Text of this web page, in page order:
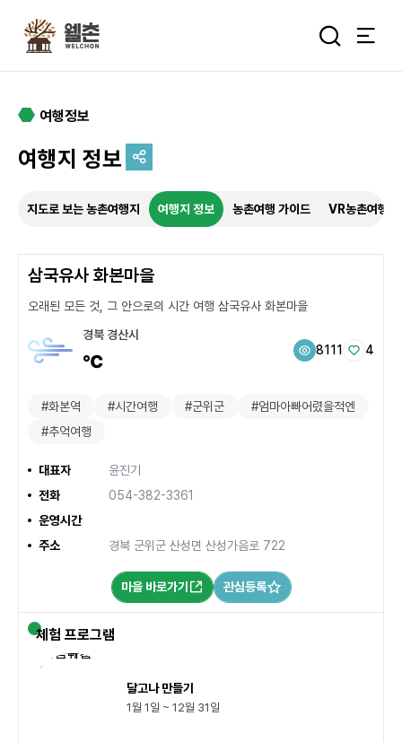
추억을 담는 여정
특별한 순간을 여행 속에서
통합검색
여행정보
여행지 정보
지도로 보는 농촌여행지 여행지 정보 농촌여행 가이드 VR농촌여행
삼국유사 화본마을
오래된 모든 것, 그 안으로의 시간 여행 삼국유사 화본마을
경북 경산시
℃
8111 4
#화본역 #시간여행 #군위군
#엄마아빠어렸을적엔
#추억여행
대표자
윤진기
전화
054-382-3361
운영시간
주소
경북 군위군 산성면 산성가음로 722
마을 바로가기 관심등록
체험 프로그램
달고나 만들기
1월 1일 ~ 12월 31일